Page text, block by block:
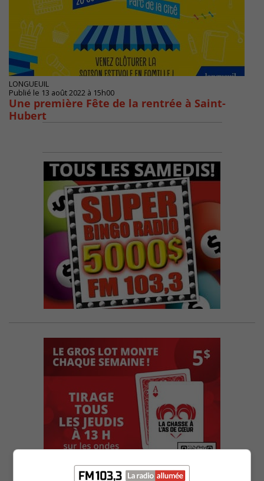
LONGUEUIL
Publié le 13 août 2022 à 15h00
Une première Fête de la rentrée à Saint-
Hubert